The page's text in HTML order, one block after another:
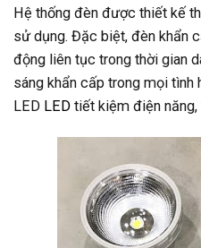
Hệ thống đèn được thiết kế
sử dụng. Đặc biệt, đèn khẩn
động liên tục trong thời gian
sáng khẩn cấp trong mọi
LED LED tiết kiệm điện